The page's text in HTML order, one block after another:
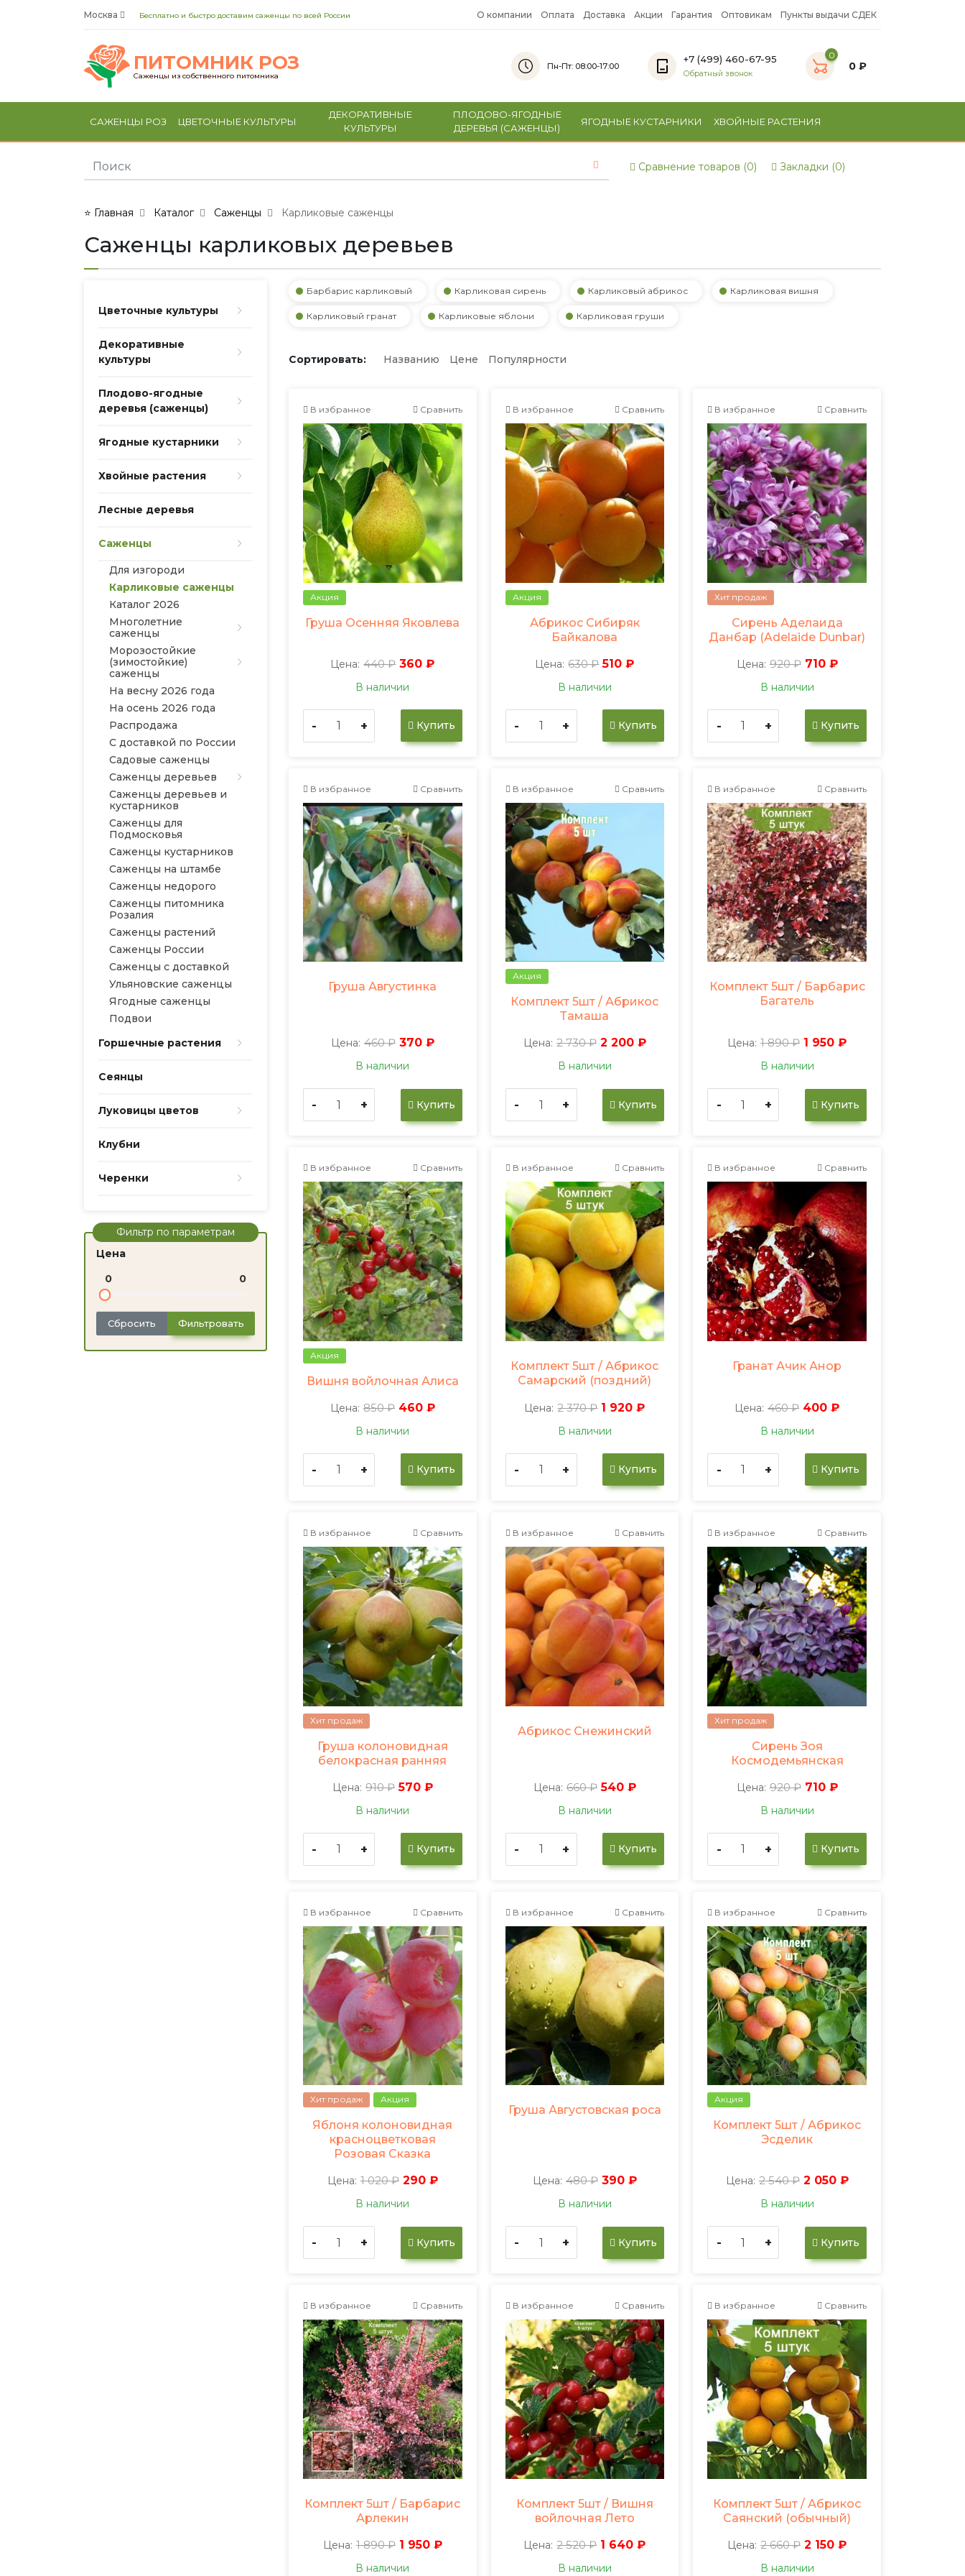
Москва Бесплатно и быстро доставим саженцы по всей России О компании Оплата Доставка Акции Гарантия Оптовикам Пункты выдачи СДЕК
ПИТОМНИК РОЗ
Саженцы из собственного питомника
Пн-Пт: 08:00-17:00
+7 (499) 460-67-95
Обратный звонок
0
0 ₽
САЖЕНЦЫ РОЗ ЦВЕТОЧНЫЕ КУЛЬТУРЫ
ДЕКОРАТИВНЫЕ
КУЛЬТУРЫ
ПЛОДОВО-ЯГОДНЫЕ
ДЕРЕВЬЯ (САЖЕНЦЫ)
ЯГОДНЫЕ КУСТАРНИКИ ХВОЙНЫЕ РАСТЕНИЯ
Сравнение товаров (0) Закладки (0)
⭐ Главная Каталог Саженцы Карликовые саженцы
Саженцы карликовых деревьев
Цветочные культуры
Декоративные
культуры
Плодово-ягодные
деревья (саженцы)
Ягодные кустарники
Хвойные растения
Лесные деревья
Саженцы
Для изгороди
Карликовые саженцы
Каталог 2026
Многолетние
саженцы
Морозостойкие
(зимостойкие)
саженцы
На весну 2026 года
На осень 2026 года
Распродажа
С доставкой по России
Садовые саженцы
Саженцы деревьев
Саженцы деревьев и
кустарников
Саженцы для
Подмосковья
Саженцы кустарников
Саженцы на штамбе
Саженцы недорого
Саженцы питомника
Розалия
Саженцы растений
Саженцы России
Саженцы с доставкой
Ульяновские саженцы
Ягодные саженцы
Подвои
Горшечные растения
Сеянцы
Луковицы цветов
Клубни
Черенки
Фильтр по параметрам
Цена
0
0
Сбросить Фильтровать
Барбарис карликовый Карликовая сирень Карликовый абрикос Карликовая вишня
Карликовый гранат Карликовые яблони Карликовая груши
Сортировать: Названию Цене Популярности
В избранное Сравнить
Акция
Груша Осенняя Яковлева
Цена: 440 ₽ 360 ₽
В наличии
- + Купить
В избранное Сравнить
Акция
Абрикос Сибиряк
Байкалова
Цена: 630 ₽ 510 ₽
В наличии
- + Купить
В избранное Сравнить
Хит продаж
Сирень Аделаида
Данбар (Adelaide Dunbar)
Цена: 920 ₽ 710 ₽
В наличии
- + Купить
В избранное Сравнить
Груша Августинка
Цена: 460 ₽ 370 ₽
В наличии
- + Купить
В избранное Сравнить
Акция
Комплект 5шт / Абрикос
Тамаша
Цена: 2 730 ₽ 2 200 ₽
В наличии
- + Купить
В избранное Сравнить
Комплект 5шт / Барбарис
Багатель
Цена: 1 890 ₽ 1 950 ₽
В наличии
- + Купить
В избранное Сравнить
Акция
Вишня войлочная Алиса
Цена: 850 ₽ 460 ₽
В наличии
- + Купить
В избранное Сравнить
Комплект 5шт / Абрикос
Самарский (поздний)
Цена: 2 370 ₽ 1 920 ₽
В наличии
- + Купить
В избранное Сравнить
Гранат Ачик Анор
Цена: 460 ₽ 400 ₽
В наличии
- + Купить
В избранное Сравнить
Хит продаж
Груша колоновидная
белокрасная ранняя
Цена: 910 ₽ 570 ₽
В наличии
- + Купить
В избранное Сравнить
Абрикос Снежинский
Цена: 660 ₽ 540 ₽
В наличии
- + Купить
В избранное Сравнить
Хит продаж
Сирень Зоя
Космодемьянская
Цена: 920 ₽ 710 ₽
В наличии
- + Купить
В избранное Сравнить
Хит продаж Акция
Яблоня колоновидная
красноцветковая
Розовая Сказка
Цена: 1 020 ₽ 290 ₽
В наличии
- + Купить
В избранное Сравнить
Груша Августовская роса
Цена: 480 ₽ 390 ₽
В наличии
- + Купить
В избранное Сравнить
Акция
Комплект 5шт / Абрикос
Эсделик
Цена: 2 540 ₽ 2 050 ₽
В наличии
- + Купить
В избранное Сравнить
Комплект 5шт / Барбарис
Арлекин
Цена: 1 890 ₽ 1 950 ₽
В наличии
В избранное Сравнить
Комплект 5шт / Вишня
войлочная Лето
Цена: 2 520 ₽ 1 640 ₽
В наличии
В избранное Сравнить
Комплект 5шт / Абрикос
Саянский (обычный)
Цена: 2 660 ₽ 2 150 ₽
В наличии